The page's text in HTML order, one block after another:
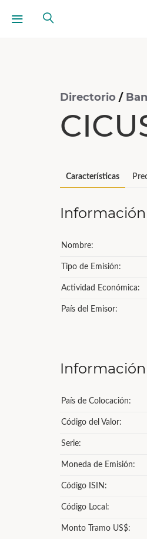
Directorio /
Características
Nombre:
Tipo de Emisión:
Actividad Económica:
País del Emisor:
País de Colocación:
Código del Valor:
Serie:
Moneda de Emisión:
Código ISIN:
Código Local:
Monto Tramo US$: